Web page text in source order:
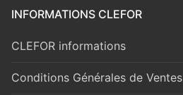
INFORMATIONS CLEFOR
CLEFOR informations
Conditions Générales de Ventes